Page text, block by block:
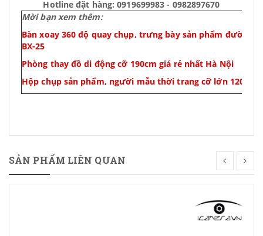
Hotline đặt hàng: 0919699983 - 0982897670
Mời bạn xem thêm:
Bàn xoay 360 độ quay chụp, trưng bày sản phẩm đường
BX-25
Phòng thay đồ di động cỡ 190cm giá rẻ nhất Hà Nội
Hộp chụp sản phẩm, người mẫu thời trang cỡ lớn
SẢN PHẨM LIÊN QUAN